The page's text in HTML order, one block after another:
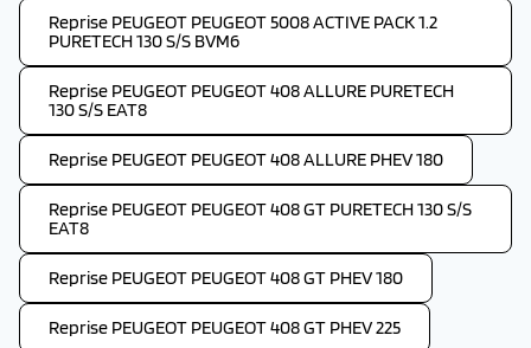
Reprise PEUGEOT PEUGEOT 5008 ACTIVE PACK 1.2
PURETECH 130 S/S BVM6
Reprise PEUGEOT PEUGEOT 408 ALLURE PURETECH
130 S/S EAT8
Reprise PEUGEOT PEUGEOT 408 ALLURE PHEV 180
Reprise PEUGEOT PEUGEOT 408 GT PURETECH 130 S/S
EAT8
Reprise PEUGEOT PEUGEOT 408 GT PHEV 180
Reprise PEUGEOT PEUGEOT 408 GT PHEV 225